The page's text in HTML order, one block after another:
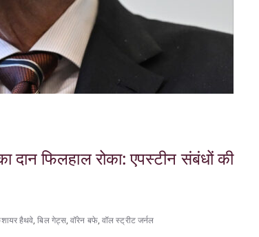
फिलहाल रोका: एपस्टीन संबंधों की
हैथवे,बिल गेट्स,वॉरेन बफे,वॉल स्ट्रीट जर्नल